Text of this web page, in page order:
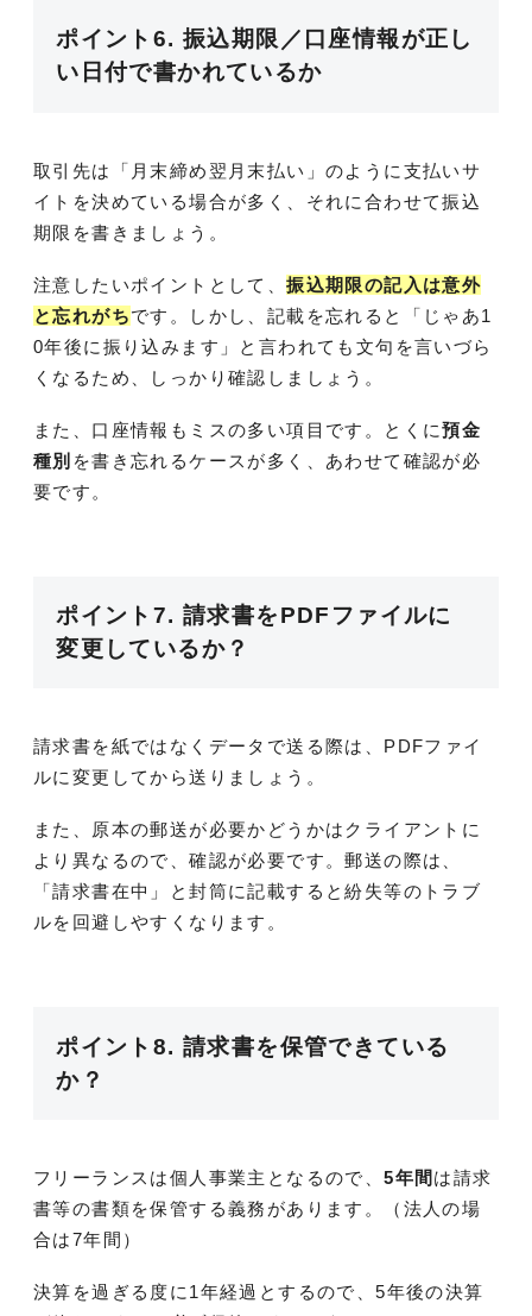
ポイント6. 振込期限／口座情報が正し
い日付で書かれているか
取引先は「月末締め翌月末払い」のように支払いサ
イトを決めている場合が多く、それに合わせて振込
期限を書きましょう。
注意したいポイントとして、振込期限の記入は意外
と忘れがちです。しかし、記載を忘れると「じゃあ1
0年後に振り込みます」と言われても文句を言いづら
くなるため、しっかり確認しましょう。
また、口座情報もミスの多い項目です。とくに預金
種別 を書き忘れるケースが多く、あわせて確認が必
要です。
ポイント7. 請求書をPDFファイルに
変更しているか？
請求書を紙ではなくデータで送る際は、PDFファイ
ルに変更してから送りましょう。
また、原本の郵送が必要かどうかはクライアントに
より異なるので、確認が必要です。郵送の際は、
「請求書在中」と封筒に記載すると紛失等のトラブ
ルを回避しやすくなります。
ポイント8. 請求書を保管できている
か？
フリーランスは個人事業主となるので、5年間 は請求
書等の書類を保管する義務があります。（法人の場
合は7年間）
決算を過ぎる度に1年経過とするので、5年後の決算